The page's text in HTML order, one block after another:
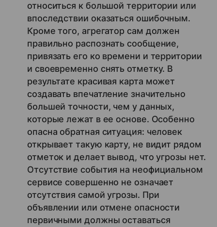
относиться к большой территории или
впоследствии оказаться ошибочным.
Кроме того, агрегатор сам должен
правильно распознать сообщение,
привязать его ко времени и территории
и своевременно снять отметку. В
результате красивая карта может
создавать впечатление значительно
большей точности, чем у данных,
которые лежат в ее основе. Особенно
опасна обратная ситуация: человек
открывает такую карту, не видит рядом
отметок и делает вывод, что угрозы нет.
Отсутствие события на неофициальном
сервисе совершенно не означает
отсутствия самой угрозы. При
объявлении или отмене опасности
первичными должны оставаться